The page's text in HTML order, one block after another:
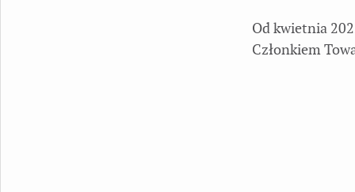
Od kwietnia
Członkiem